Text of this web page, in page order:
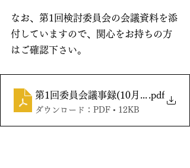
なお、第1回検討委員会の会議資料を添
付していますので、関心をお持ちの方
はご確認下さい。
第1回委員会議事録(10月26日)
.pdf
ダウンロード：PDF • 12KB